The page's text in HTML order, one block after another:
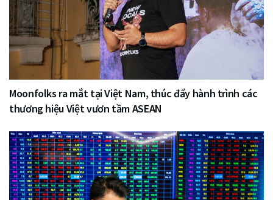
Moonfolks ra mắt tại Việt Nam, thúc đẩy hành trình các
thương hiệu Việt vươn tầm ASEAN